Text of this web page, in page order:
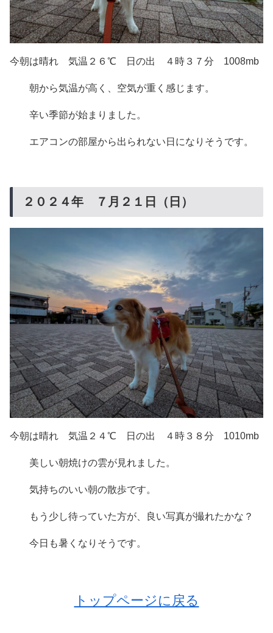
今朝は晴れ 気温２６℃ 日の出 ４時３７分 1008mb
朝から気温が高く、空気が重く感じます。
辛い季節が始まりました。
エアコンの部屋から出られない日になりそうです。
２０２４年 ７月２１日（日）
今朝は晴れ 気温２４℃ 日の出 ４時３８分 1010mb
美しい朝焼けの雲が見れました。
気持ちのいい朝の散歩です。
もう少し待っていた方が、良い写真が撮れたかな？
今日も暑くなりそうです。
トップページに戻る